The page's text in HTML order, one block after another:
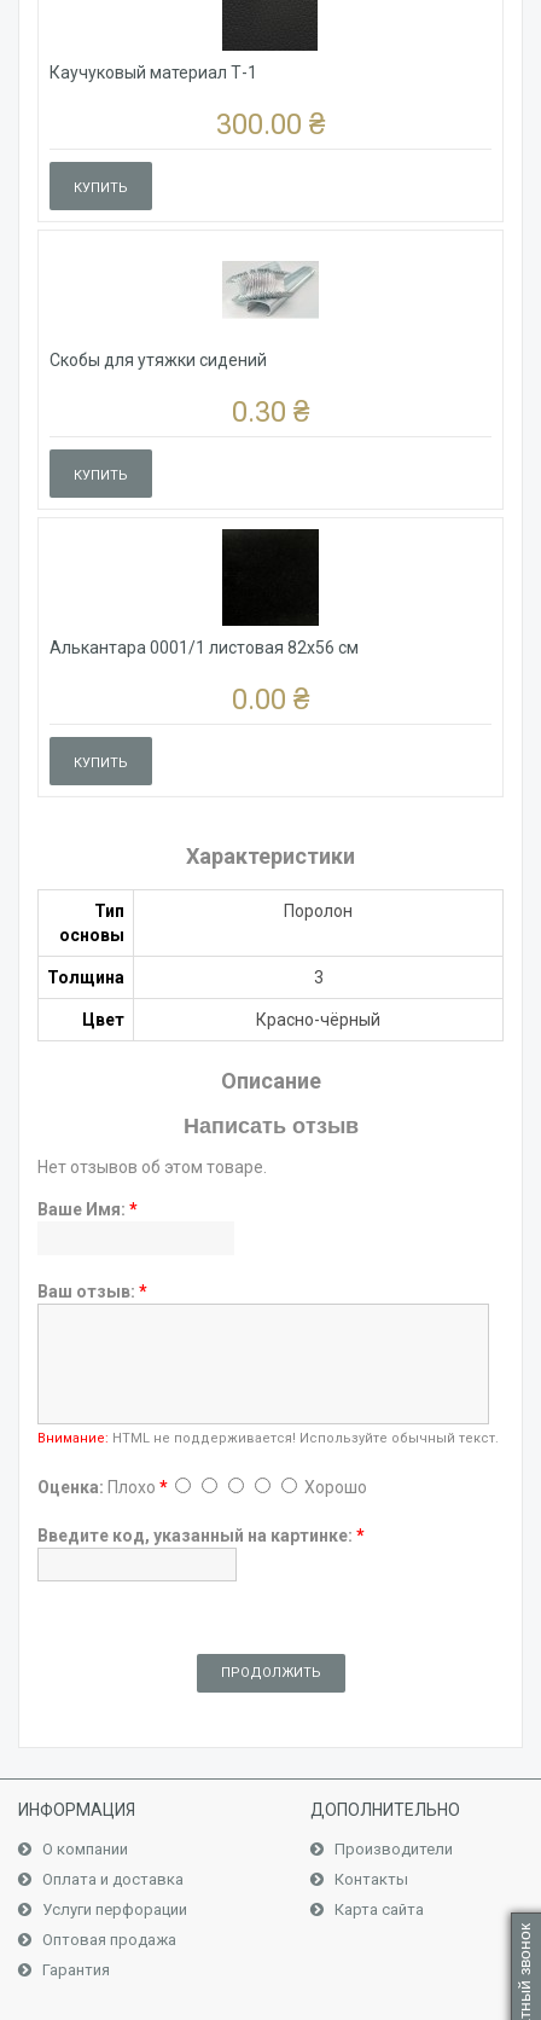
Обратный звонок
Каучуковый материал Т-1
300.00 ₴
КУПИТЬ
Скобы для утяжки сидений
0.30 ₴
КУПИТЬ
Алькантара 0001/1 листовая 82x56 см
0.00 ₴
КУПИТЬ
Характеристики
Тип
основы
Поролон
Толщина 3
Цвет Красно-чёрный
Описание
Написать отзыв
Нет отзывов об этом товаре.
Ваше Имя: *
Ваш отзыв: *
Внимание: HTML не поддерживается! Используйте обычный текст.
Оценка: Плохо * Хорошо
Введите код, указанный на картинке: *
ПРОДОЛЖИТЬ
ИНФОРМАЦИЯ
О компании
Оплата и доставка
Услуги перфорации
Оптовая продажа
Гарантия
ДОПОЛНИТЕЛЬНО
Производители
Контакты
Карта сайта